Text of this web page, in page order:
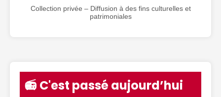
Collection privée – Diffusion à des fins culturelles et
patrimoniales
📻 C'est passé aujourd’hui